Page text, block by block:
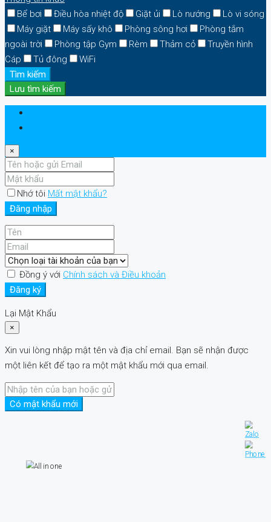
Bể bơi
Điều hòa nhiệt độ Giặt ủi Lò nướng
Lò vi sóng
Máy giặt
Máy sấy khô Phòng sông hơi
Phòng tắm
ngoài trời
Phòng tập Gym Rèm Thảm cỏ
Truyền hình
Cáp
Tủ đông
WiFi
Tìm kiếm
Lưu tìm kiếm
×
Nhớ tôi Mất mật khẩu?
Đăng nhập
Đồng ý với Chính sách và Điều khoản
Đăng ký
Lại Mật Khẩu
×
Xin vui lòng nhập mật tên và địa chỉ email. Bạn sẽ nhận được
một liên kết để tạo ra một mật khẩu mới qua email.
Có mật khẩu mới